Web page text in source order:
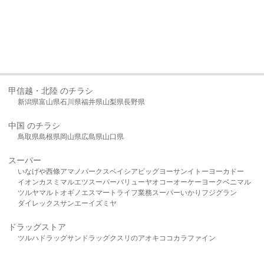
甲信越・北陸 のチラシ
新潟県富山県石川県福井県山梨県長野県
中国 のチラシ
鳥取県島根県岡山県広島県山口県
スーパー
いなげや西條アマノパークスベイシア ビッグヨーサンイトーヨーカドー
イオンカスミ マルエツスーパーバリューヤオコーオーケー ヨークベニマル
ツルヤマルト オギノ エスマート ライフ業務スーパーいかり フジグラン
ダイレックスサンエーイズミヤ
ドラッグストア
ツルハドラッグサンドラッグクスリのアオキ ココカラファイン